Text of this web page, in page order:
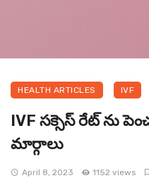
HEALTH ARTICLES IVF
IVF సక్సెస్ రేట్ ను
మార్గాలు
April 8, 2023 1152 views